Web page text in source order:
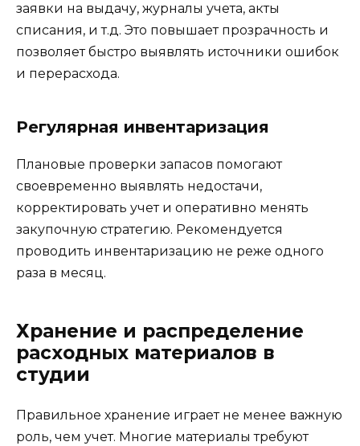
заявки на выдачу, журналы учета, акты
списания, и т.д. Это повышает прозрачность и
позволяет быстро выявлять источники ошибок
и перерасхода.
Регулярная инвентаризация
Плановые проверки запасов помогают
своевременно выявлять недостачи,
корректировать учет и оперативно менять
закупочную стратегию. Рекомендуется
проводить инвентаризацию не реже одного
раза в месяц.
Хранение и распределение
расходных материалов в
студии
Правильное хранение играет не менее важную
роль, чем учет. Многие материалы требуют